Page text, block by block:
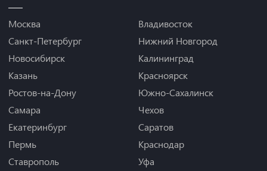
Москва
Санкт-Петербург
Новосибирск
Казань
Ростов-на-Дону
Самара
Екатеринбург
Пермь
Ставрополь
Владивосток
Нижний Новгород
Калининград
Красноярск
Южно-Сахалинск
Чехов
Саратов
Краснодар
Уфа